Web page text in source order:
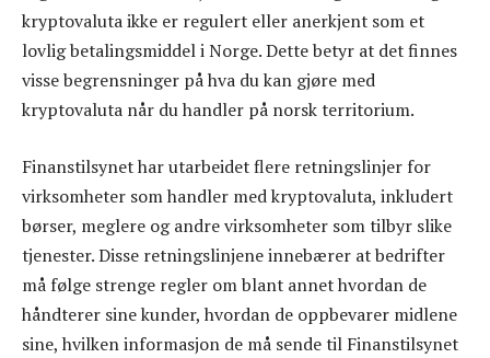
kryptovaluta ikke er regulert eller anerkjent som et
lovlig betalingsmiddel i Norge. Dette betyr at det finnes
visse begrensninger på hva du kan gjøre med
kryptovaluta når du handler på norsk territorium.
Finanstilsynet har utarbeidet flere retningslinjer for
virksomheter som handler med kryptovaluta, inkludert
børser, meglere og andre virksomheter som tilbyr slike
tjenester. Disse retningslinjene innebærer at bedrifter
må følge strenge regler om blant annet hvordan de
håndterer sine kunder, hvordan de oppbevarer midlene
sine, hvilken informasjon de må sende til Finanstilsynet